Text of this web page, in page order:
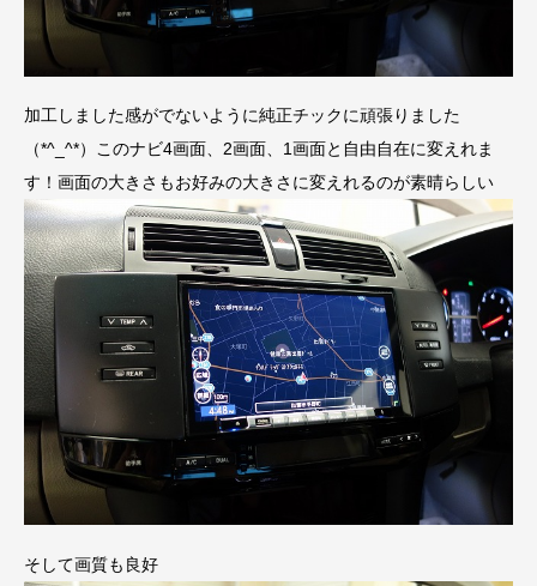
加工しました感がでないように純正チックに頑張りました
（*^_^*）このナビ4画面、2画面、1画面と自由自在に変えれま
す！画面の大きさもお好みの大きさに変えれるのが素晴らしい
そして画質も良好